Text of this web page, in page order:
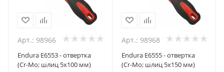
Арт.: 98966
Endura E6553 - отвертка
(Cr-Mo; шлиц 5x100 мм)
Арт.: 98968
Endura E6555 - отвертка
(Cr-Mo; шлиц 5x150 мм)